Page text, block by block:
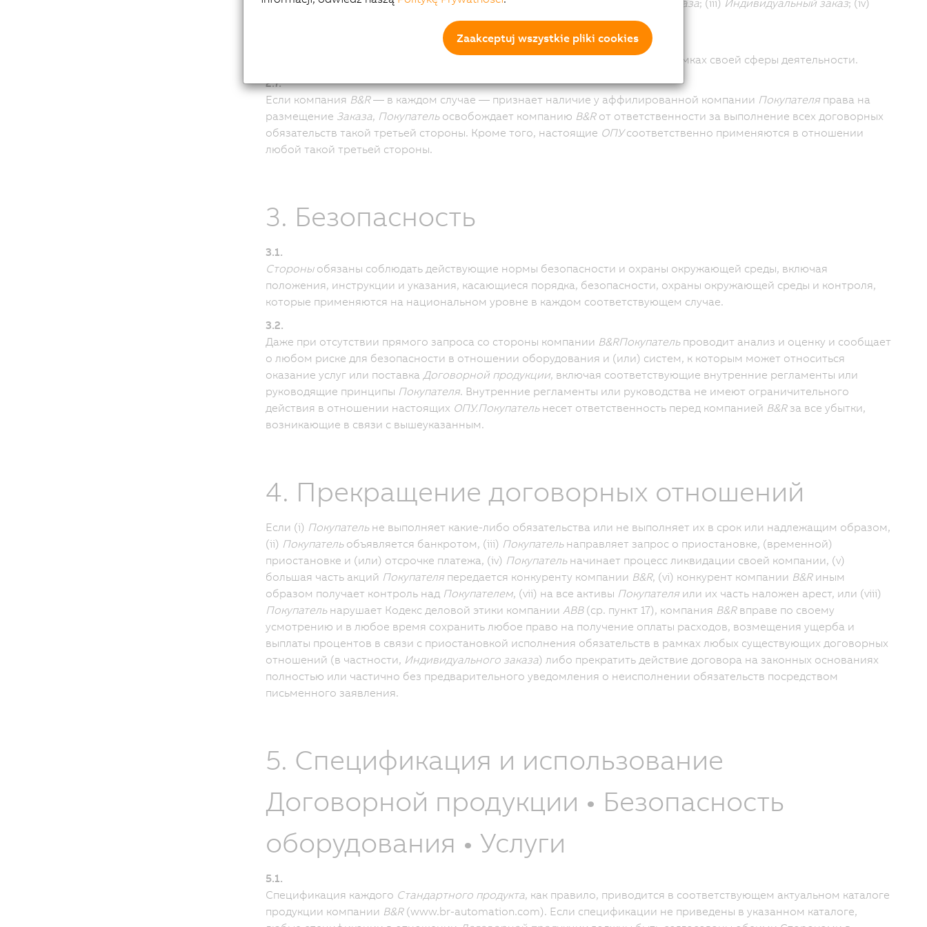
или отклонения от настоящихОПУили от какого-либо Индивидуального заказа; (iii) Индивидуальный заказ; (iv)
обязуются соблюдать все обязательные законодательные акты в рамках своей сферы деятельности.
2.7.
Если компания B&R— в каждом случае — признает наличие у аффилированной компании Покупателяправа на
размещение Заказа, Покупательосвобождает компанию B&Rот ответственности за выполнение всех договорных
обязательств такой третьей стороны. Кроме того, настоящие ОПУсоответственно применяются в отношении
любой такой третьей стороны.
3. Безопасность
3.1.
Стороныобязаны соблюдать действующие нормы безопасности и охраны окружающей среды, включая
положения, инструкции и указания, касающиеся порядка, безопасности, охраны окружающей среды и контроля,
которые применяются на национальном уровне в каждом соответствующем случае.
3.2.
Даже при отсутствии прямого запроса со стороны компании B&RПокупательпроводит анализ и оценку и сообщает
о любом риске для безопасности в отношении оборудования и (или) систем, к которым может относиться
оказание услуг или поставка Договорной продукции, включая соответствующие внутренние регламенты или
руководящие принципы Покупателя. Внутренние регламенты или руководства не имеют ограничительного
действия в отношении настоящих ОПУ.Покупательнесет ответственность перед компанией B&Rза все убытки,
возникающие в связи с вышеуказанным.
4. Прекращение договорных отношений
Если (i) Покупательне выполняет какие-либо обязательства или не выполняет их в срок или надлежащим образом,
(ii) Покупательобъявляется банкротом, (iii) Покупательнаправляет запрос о приостановке, (временной)
приостановке и (или) отсрочке платежа, (iv) Покупательначинает процесс ликвидации своей компании, (v)
большая часть акций Покупателяпередается конкуренту компании B&R, (vi) конкурент компании B&Rиным
образом получает контроль над Покупателем, (vii) на все активы Покупателяили их часть наложен арест, или (viii)
Покупательнарушает Кодекс деловой этики компании ABB(ср. пункт 17), компания B&Rвправе по своему
усмотрению и в любое время сохранить любое право на получение оплаты расходов, возмещения ущерба и
выплаты процентов в связи с приостановкой исполнения обязательств в рамках любых существующих договорных
отношений (в частности, Индивидуального заказа) либо прекратить действие договора на законных основаниях
полностью или частично без предварительного уведомления о неисполнении обязательств посредством
письменного заявления.
5. Спецификация и использование
Договорной продукции • Безопасность
оборудования • Услуги
5.1.
Спецификация каждого Стандартного продукта, как правило, приводится в соответствующем актуальном каталоге
продукции компании B&R(www.br-automation.com). Если спецификации не приведены в указанном каталоге,
Zaakceptuj wszystkie pliki cookies